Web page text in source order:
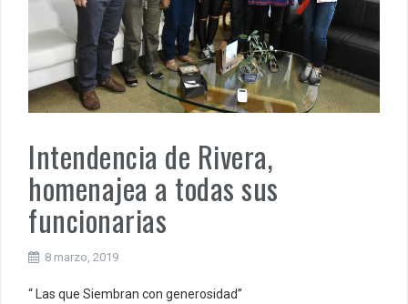
Intendencia de Rivera,
homenajea a todas sus
funcionarias
8 marzo, 2019
“ Las que Siembran con generosidad”